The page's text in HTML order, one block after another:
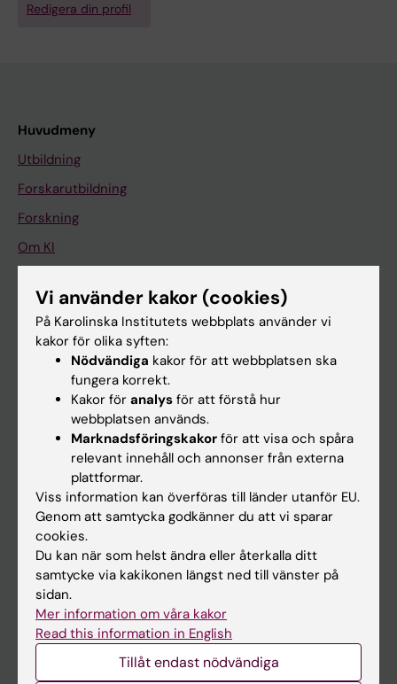
Redigera din profil
Huvudmeny
Utbildning
Forskarutbildning
Forskning
Om KI
På gång
Nyheter
Kalender
Schema
Studentmejlen
Kurs- och programwebbar
Student på KI
Medarbetare
Medarbetarportalen
Vi använder kakor (cookies)
På Karolinska Institutets webbplats använder vi
kakor för olika syften:
Nödvändiga kakor för att webbplatsen ska
fungera korrekt.
Kakor för analys för att förstå hur
webbplatsen används.
Marknadsföringskakor för att visa och spåra
relevant innehåll och annonser från externa
plattformar.
Viss information kan överföras till länder utanför EU.
Genom att samtycka godkänner du att vi sparar
cookies.
Du kan när som helst ändra eller återkalla ditt
samtycke via kakikonen längst ned till vänster på
sidan.
Mer information om våra kakor
Read this information in English
Tillåt endast nödvändiga